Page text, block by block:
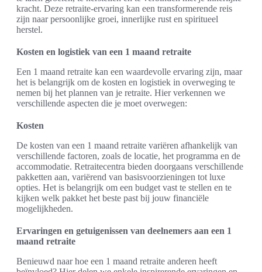
kracht. Deze retraite-ervaring kan een transformerende reis
zijn naar persoonlijke groei, innerlijke rust en spiritueel
herstel.
Kosten en logistiek van een 1 maand retraite
Een 1 maand retraite kan een waardevolle ervaring zijn, maar
het is belangrijk om de kosten en logistiek in overweging te
nemen bij het plannen van je retraite. Hier verkennen we
verschillende aspecten die je moet overwegen:
Kosten
De kosten van een 1 maand retraite variëren afhankelijk van
verschillende factoren, zoals de locatie, het programma en de
accommodatie. Retraitecentra bieden doorgaans verschillende
pakketten aan, variërend van basisvoorzieningen tot luxe
opties. Het is belangrijk om een budget vast te stellen en te
kijken welk pakket het beste past bij jouw financiële
mogelijkheden.
Ervaringen en getuigenissen van deelnemers aan een 1
maand retraite
Benieuwd naar hoe een 1 maand retraite anderen heeft